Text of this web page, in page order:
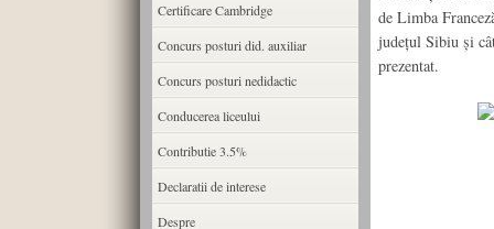
de Limba
judeţul Sibiu şi
prezentat.
Certificare Cambridge
Concurs posturi did. auxiliar
Concurs posturi nedidactic
Conducerea liceului
Contributie 3.5%
Declaratii de interese
Despre